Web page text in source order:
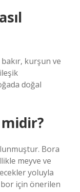
kurşun ve
doğal
Bora
meyve ve
yoluyla
için önerilen